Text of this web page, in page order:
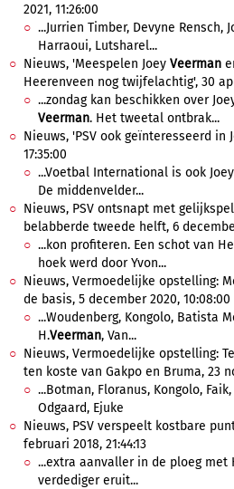
2021, 11:26:00
...Jurrien Timber, Devyne Rensch,
Harraoui, Lutsharel...
Nieuws, 'Meespelen Joey Veerman
Heerenveen nog twijfelachtig', 30
...zondag kan beschikken over
Veerman. Het tweetal ontbrak...
Nieuws, 'PSV ook geïnteresseerd in
17:35:00
...Voetbal International is ook Joey
De middenvelder...
Nieuws, PSV ontsnapt met
belabberde tweede helft, 6
...kon profiteren. Een schot van
hoek werd door Yvon...
Nieuws, Vermoedelijke opstelling:
de basis, 5 december 2020, 10:08:00
...Woudenberg, Kongolo, Batista
H.Veerman, Van...
Nieuws, Vermoedelijke opstelling:
ten koste van Gakpo en Bruma, 23
...Botman, Floranus, Kongolo, Faik,
Odgaard, Ejuke
Nieuws, PSV verspeelt kostbare
februari 2018, 21:44:13
...extra aanvaller in de ploeg met
verdediger eruit...